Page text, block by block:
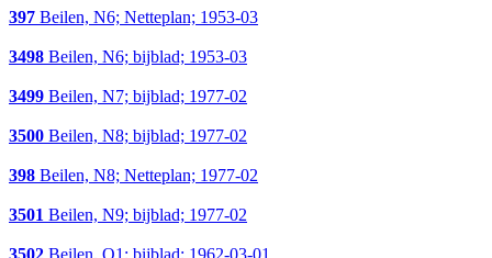
397 Beilen, N6; Netteplan; 1953-03
3498 Beilen, N6; bijblad; 1953-03
3499 Beilen, N7; bijblad; 1977-02
3500 Beilen, N8; bijblad; 1977-02
398 Beilen, N8; Netteplan; 1977-02
3501 Beilen, N9; bijblad; 1977-02